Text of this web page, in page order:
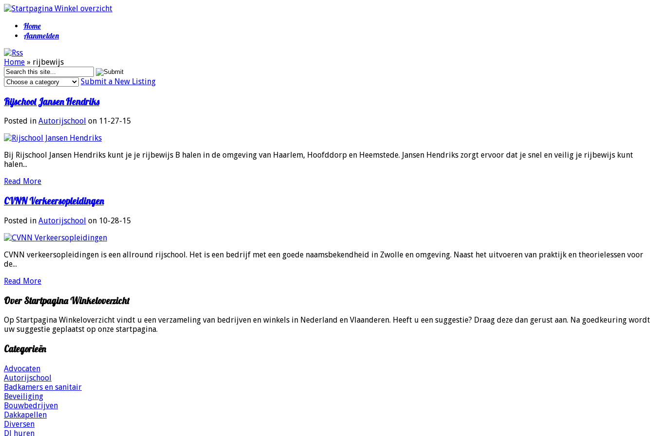
Home
Aanmelden
Home » rijbewijs
Submit a New Listing
Rijschool Jansen Hendriks
Posted in Autorijschool on 11-27-15
Bij Rijschool Jansen Hendriks kunt je je rijbewijs B halen in de omgeving van Haarlem, Hoofddorp en Heemstede. Jansen Hendriks zorgt ervoor dat je snel en veilig je rijbewijs kunt
halen...
Read More
CVNN Verkeersopleidingen
Posted in Autorijschool on 10-28-15
CVNN verkeersopleidingen is een allround rijschool. Het is een bedrijf met een goede naamsbekendheid in Zwolle en omgeving. Naast het uitvoeren van praktijk en theorielessen voor
de...
Read More
Over Startpagina Winkeloverzicht
Op Startpagina Winkeloverzicht vindt u een verzameling van bedrijven en winkels in Nederland en Vlaanderen. Heeft u een suggestie? Draag deze dan gerust aan. Na goedkeuring wordt
uw suggestie geplaatst op onze startpagina.
Categorieën
Advocaten
Autorijschool
Badkamers en sanitair
Beveiliging
Bouwbedrijven
Dakkapellen
Diversen
DJ huren